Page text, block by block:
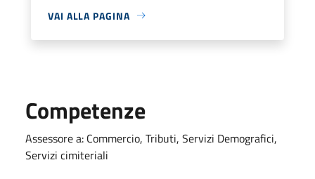
VAI ALLA PAGINA
Competenze
Assessore a: Commercio, Tributi, Servizi Demografici,
Servizi cimiteriali